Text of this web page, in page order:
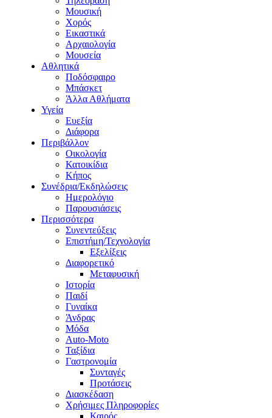
Μουσική
Χορός
Εικαστικά
Αρχαιολογία
Μουσεία
Αθλητικά
Ποδόσφαιρο
Μπάσκετ
Άλλα Αθλήματα
Υγεία
Ευεξία
Διάφορα
Περιβάλλον
Οικολογία
Κατοικίδια
Κήπος
Συνέδρια/Εκδηλώσεις
Ημερολόγιο
Παρουσιάσεις
Περισσότερα
Συνεντεύξεις
Επιστήμη/Τεχνολογία
Εξελίξεις
Διαφορετικό
Μεταφυσική
Ιστορία
Παιδί
Γυναίκα
Άνδρας
Μόδα
Auto-Moto
Ταξίδια
Γαστρονομία
Συνταγές
Προτάσεις
Διασκέδαση
Χρήσιμες Πληροφορίες
Καιρός